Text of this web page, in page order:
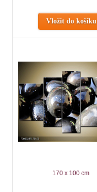
Vložit do košíku
170 x 100 cm